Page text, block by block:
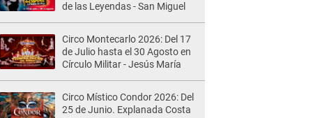
de las Leyendas - San Miguel
Circo Montecarlo 2026: Del 17
de Julio hasta el 30 Agosto en
Círculo Militar - Jesús María
Circo Místico Condor 2026: Del
25 de Junio. Explanada Costa